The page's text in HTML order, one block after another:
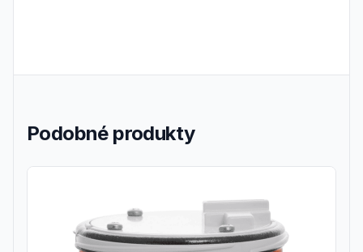
Podobné produkty